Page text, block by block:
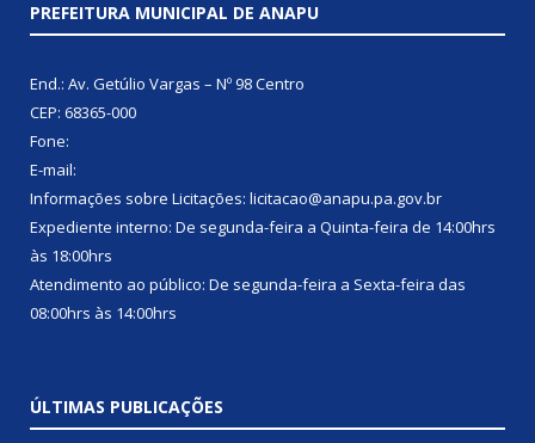
PREFEITURA MUNICIPAL DE ANAPU
End.: Av. Getúlio Vargas – Nº 98 Centro
CEP: 68365-000
Fone:
E-mail:
Informações sobre Licitações: licitacao@anapu.pa.gov.br
Expediente interno: De segunda-feira a Quinta-feira de 14:00hrs
às 18:00hrs
Atendimento ao público: De segunda-feira a Sexta-feira das
08:00hrs às 14:00hrs
ÚLTIMAS PUBLICAÇÕES